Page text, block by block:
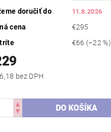
doručiť do
11.8.2026
cena
€295
€66 (–22 %)
€186,18 bez DPH